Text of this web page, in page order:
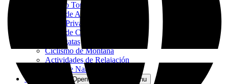
Combo Tours
Tours de Aventura
Tours Privados
Tours de Caminata
Cabalgatas
Ciclismo de Montaña
Actividades de Relajación
Tours de Naturaleza
Gastronomía
Open Gastronomía Menu